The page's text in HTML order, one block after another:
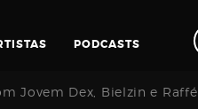
PODCASTS
Jovem Dex, Bielzin e Raffé